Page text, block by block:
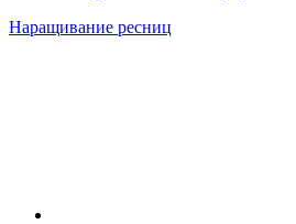
Наращивание ресниц